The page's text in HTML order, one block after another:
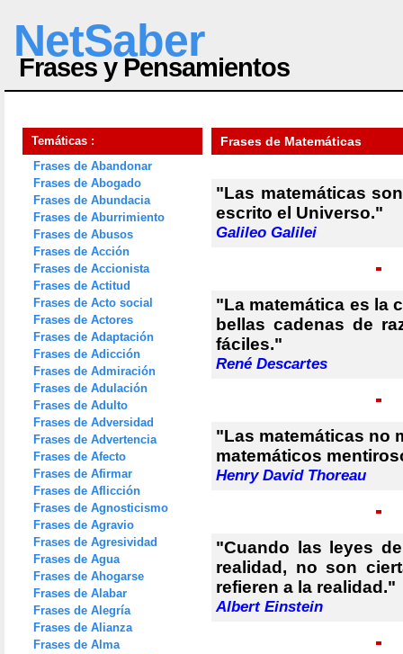
NetSaber
Frases y Pensamientos
Temáticas :
Frases de Abandonar
Frases de Abogado
Frases de Abundacia
Frases de Aburrimiento
Frases de Abusos
Frases de Acción
Frases de Accionista
Frases de Actitud
Frases de Acto social
Frases de Actores
Frases de Adaptación
Frases de Adicción
Frases de Admiración
Frases de Adulación
Frases de Adulto
Frases de Adversidad
Frases de Advertencia
Frases de Afecto
Frases de Afirmar
Frases de Aflicción
Frases de Agnosticismo
Frases de Agravio
Frases de Agresividad
Frases de Agua
Frases de Ahogarse
Frases de Alabar
Frases de Alegría
Frases de Alianza
Frases de Alma
Frases de Matemáticas
"Las matemáticas
escrito el Universo."
Galileo Galilei
"La matemática es la
bellas cadenas de
fáciles."
René Descartes
"Las matemáticas no
matemáticos
Henry David Thoreau
"Cuando las leyes
realidad, no son
refieren a la realidad."
Albert Einstein